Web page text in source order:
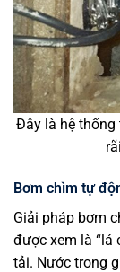
Đây là hệ
Bơm chìm tự
Giải pháp bơm
được xem là “lá
tải. Nước trong